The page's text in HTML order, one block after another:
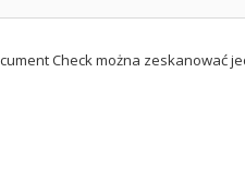
Check można zeskanować